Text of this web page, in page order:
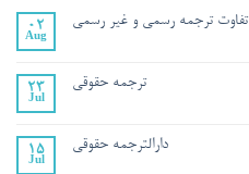
02
Aug
تفاوت ترجمه رسمي و غير رسمي
23
Jul
ترجمه حقوقی
15
Jul
دارالترجمه حقوقی